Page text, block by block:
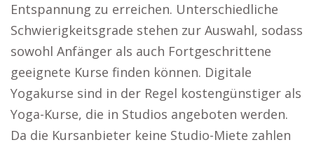
Entspannung zu erreichen. Unterschiedliche
Schwierigkeitsgrade stehen zur Auswahl, sodass
sowohl Anfänger als auch Fortgeschrittene
geeignete Kurse finden können. Digitale
Yogakurse sind in der Regel kostengünstiger als
Yoga-Kurse, die in Studios angeboten werden.
Da die Kursanbieter keine Studio-Miete zahlen